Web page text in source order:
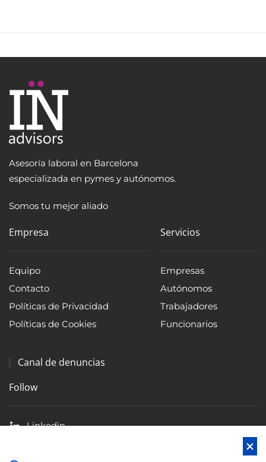
Asesoría laboral en Barcelona
especializada en pymes y autónomos.
Somos tu mejor aliado
Empresa
Equipo
Contacto
Políticas de Privacidad
Políticas de Cookies
Canal de denuncias
Servicios
Empresas
Autónomos
Trabajadores
Funcionarios
Follow
Linkedin